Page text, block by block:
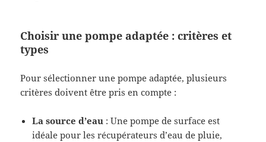
Choisir une pompe adaptée : critères et
types
Pour sélectionner une pompe adaptée, plusieurs
critères doivent être pris en compte :
La source d’eau : Une pompe de surface est
idéale pour les récupérateurs d’eau de pluie,